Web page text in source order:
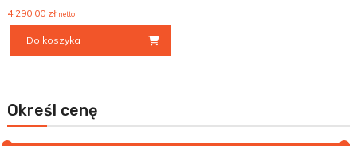
4 290,00 zł netto
Do koszyka
Określ cenę